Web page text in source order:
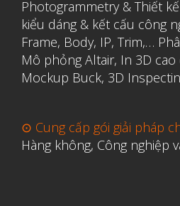
Photogrammetry & Thiết
kiểu dáng & kết cấu công
Frame, Body, IP, Trim,…
Mô phỏng Altair, In 3D cao
Mockup Buck, 3D
⊙ Cung cấp gói giải pháp
Hàng không, Công nghiệp